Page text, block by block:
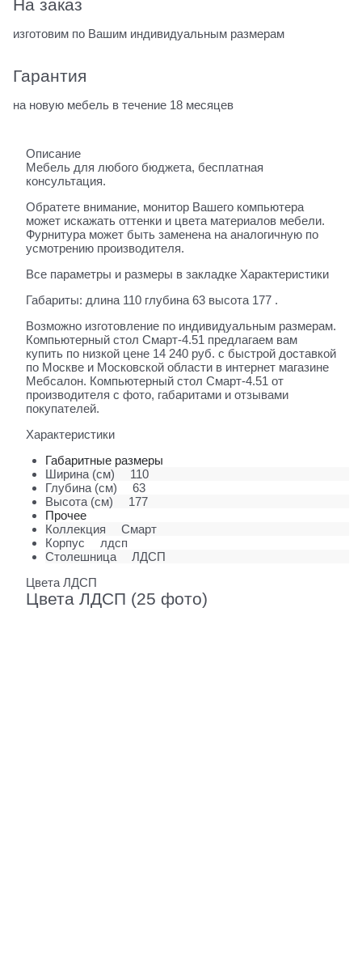
На заказ
изготовим по Вашим индивидуальным размерам
Гарантия
на новую мебель в течение 18 месяцев
Описание
Мебель для любого бюджета, бесплатная
консультация.
Обратете внимание, монитор Вашего компьютера
может искажать оттенки и цвета материалов мебели.
Фурнитура может быть заменена на аналогичную по
усмотрению производителя.
Все параметры и размеры в закладке Характеристики
Габариты: длина 110 глубина 63 высота 177 .
Возможно изготовление по индивидуальным размерам.
Компьютерный стол Смарт-4.51 предлагаем вам
купить по низкой цене 14 240 руб. с быстрой доставкой
по Москве и Московской области в интернет магазине
Мебсалон. Компьютерный стол Смарт-4.51 от
производителя с фото, габаритами и отзывами
покупателей.
Характеристики
Габаритные размеры
Ширина (см)
110
Глубина (см)
63
Высота (см)
177
Прочее
Коллекция
Смарт
Корпус
лдсп
Столешница
ЛДСП
Цвета ЛДСП
Цвета ЛДСП (25 фото)